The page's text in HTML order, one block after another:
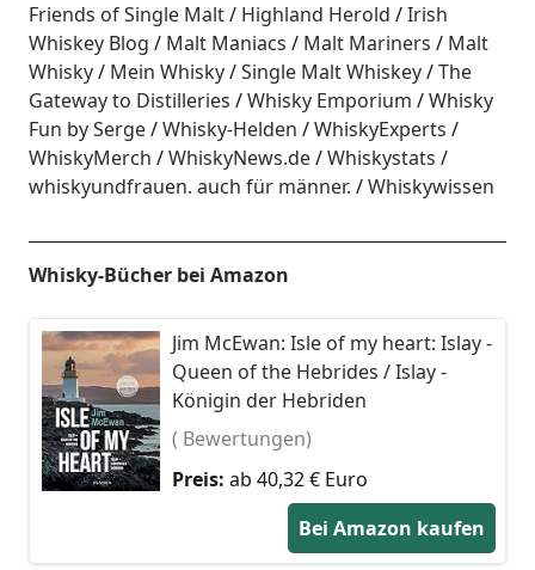
Friends of Single Malt
Highland Herold
Irish
Whiskey Blog
Malt Maniacs Malt Mariners
Malt
Whisky
Mein Whisky Single Malt Whiskey
The
Gateway to Distilleries
Whisky Emporium
Whisky
Fun by Serge
Whisky-Helden
WhiskyExperts
WhiskyMerch
WhiskyNews.de
Whiskystats
whiskyundfrauen. auch für männer.
Whiskywissen
Whisky-Bücher bei Amazon
Jim McEwan: Isle of my heart: Islay -
Queen of the Hebrides / Islay -
Königin der Hebriden
( Bewertungen)
Preis: ab 40,32 € Euro
Bei Amazon kaufen